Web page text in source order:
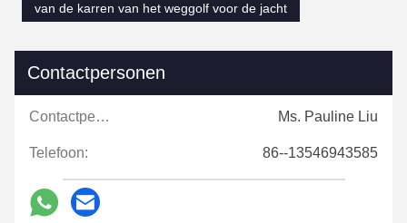
van de karren van het weggolf voor de jacht
Contactpersonen
Contactpersonen: Ms. Pauline Liu
Telefoon: 86--13546943585